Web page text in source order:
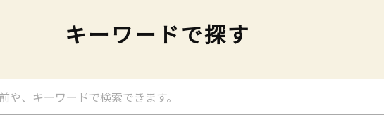
キーワードで探す